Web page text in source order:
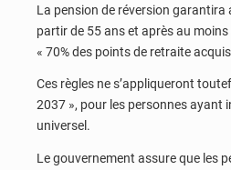
La pension de réversion
partir de 55 ans et après au
« 70% des points de retraite
Ces règles ne s’appliqueront
2037 », pour les personnes ayant
universel.
Le gouvernement assure que les